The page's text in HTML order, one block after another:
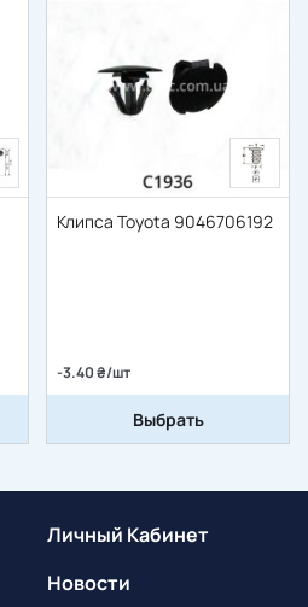
Клипса Toyota 9046706192
-3.40 ₴/шт
Выбрать
Личный Кабинет
Новости